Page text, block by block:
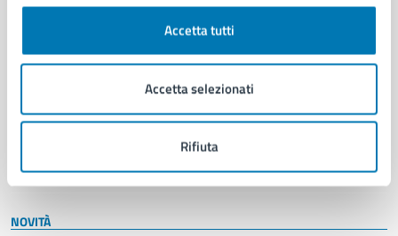
Accetta tutti
Accetta selezionati
Rifiuta
Cultura e tempo libero
Educazione e formazione
Salute, benessere e assistenza
NOVITÀ